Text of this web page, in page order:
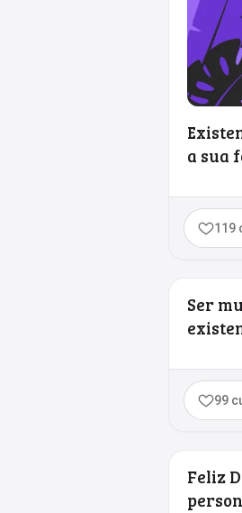
a sua
119
Ser
99
Feliz